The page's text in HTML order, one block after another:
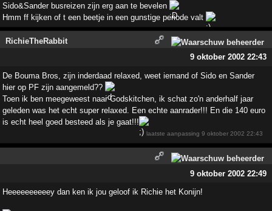
Sido&Sander busreizen zijn erg aan te bevelen
Hmm ff kijken of t een beetje in een gunstige periode valt
RichieTheRabbit
9 oktober 2002 22:43
De Bouma Bros, zijn inderdaad relaxed, weet iemand of Sido en Sander
hier op PF zijn aangemeld??
Toen ik ben meegeweest naar Godskitchen, ik schat zo'n anderhalf jaar
geleden was het echt super relaxed. Een echte aanrader!!! En die 140 euro
is echt heel goed besteed als je gaat!!!
laatste aanpassing9 oktober 2002 22:43
9 oktober 2002 22:49
Heeeeeeeeeey dan ken ik jou geloof ik Richie het Konijn!